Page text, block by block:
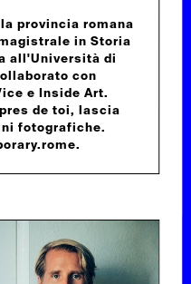
provincia romana
in Storia
all'Università di
con
e Inside Art.
de toi, lascia
fotografiche.